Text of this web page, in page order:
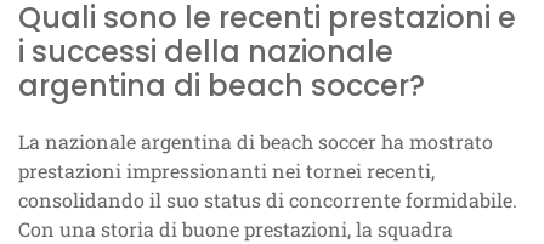
Quali sono le recenti prestazioni e
i successi della nazionale
argentina di beach soccer?
La nazionale argentina di beach soccer ha mostrato
prestazioni impressionanti nei tornei recenti,
consolidando il suo status di concorrente formidabile.
Con una storia di buone prestazioni, la squadra